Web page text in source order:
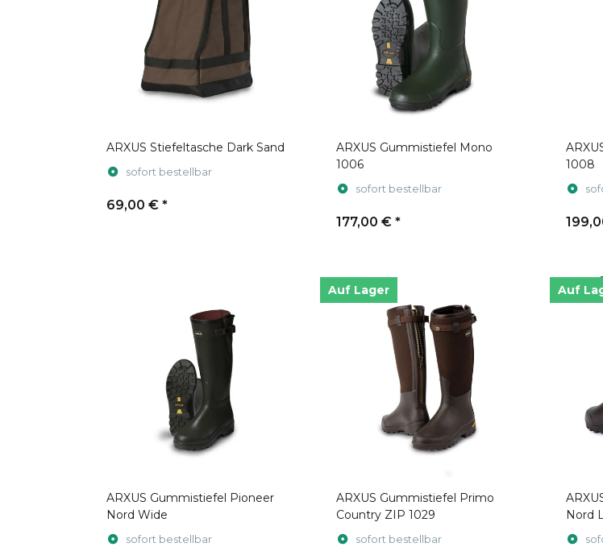
ARXUS Stiefeltasche Dark Sand
sofort bestellbar
69,00 € *
ARXUS Gummistiefel Mono
1006
sofort bestellbar
177,00 € *
1008
ARXUS Gummistiefel Pioneer
Nord Wide
sofort bestellbar
Auf Lager
ARXUS Gummistiefel Primo
Country ZIP 1029
sofort bestellbar
Auf
Nord